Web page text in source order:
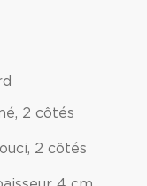
2 côtés
2 côtés